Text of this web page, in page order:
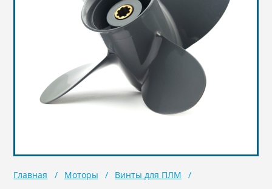
Иномарки
Крепеж колесный
Мототехника
Садовая техника
Инструмент
Лодки и моторы
Активный отдых
Главная Моторы Винты для ПЛМ